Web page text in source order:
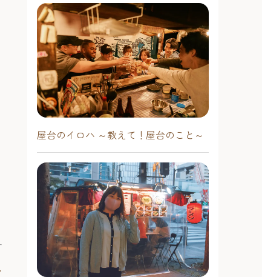
屋台のイロハ ～教えて！屋台のこと～